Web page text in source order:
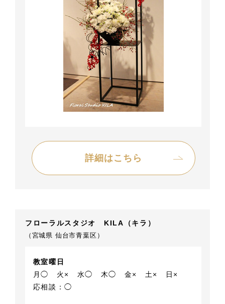
詳細はこちら
フローラルスタジオ KILA（キラ）
（宮城県 仙台市青葉区）
教室曜日
月◯
火× 水◯ 木◯ 金× 土×
日×
応相談：◯